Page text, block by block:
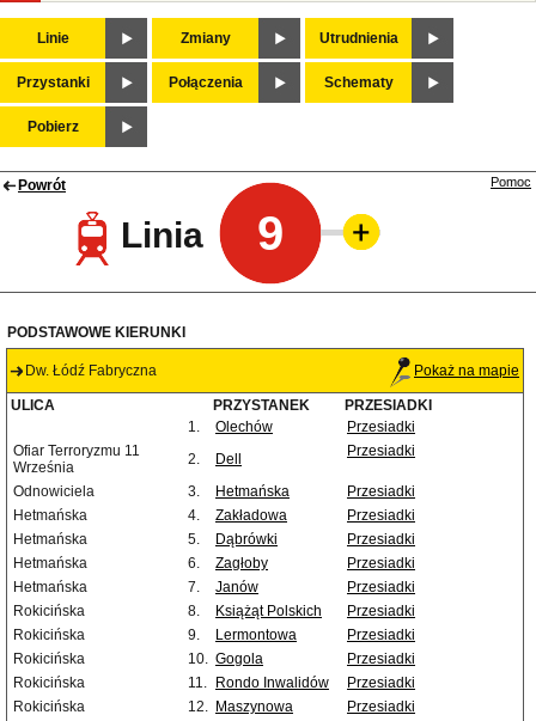
Linie Zmiany Utrudnienia
Przystanki Połączenia Schematy
Pobierz
Powrót
Linia 9
Pomoc
PODSTAWOWE KIERUNKI
Dw. Łódź Fabryczna Pokaż na mapie
ULICA PRZYSTANEK
PRZESIADKI
1.
Olechów
Przesiadki
Ofiar Terroryzmu 11
Września
2. Dell Przesiadki
Odnowiciela 3. Hetmańska
Przesiadki
Hetmańska
4. Zakładowa
Przesiadki
Hetmańska
5. Dąbrówki
Przesiadki
Hetmańska
6. Zagłoby
Przesiadki
Hetmańska
7. Janów
Przesiadki
Rokicińska
8. Książąt Polskich
Przesiadki
Rokicińska
9. Lermontowa
Przesiadki
Rokicińska
10. Gogola
Przesiadki
Rokicińska
11. Rondo Inwalidów
Przesiadki
Rokicińska
12. Maszynowa
Przesiadki